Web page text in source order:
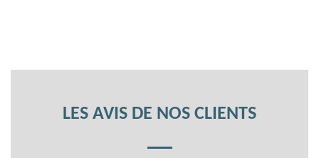
LES AVIS DE NOS CLIENTS